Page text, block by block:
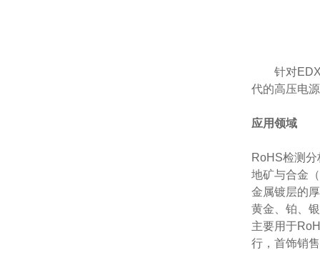
针对
代的高压电
应用领域
RoHS检测分
地矿与合金
金属镀层的
黄金、铂、
主要用于
行，首饰销